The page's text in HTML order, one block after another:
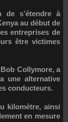
de s’étendre à
au début de
entreprises de
être victimes
Collymore, a
une alternative
conducteurs.
kilomètre, ainsi
en mesure